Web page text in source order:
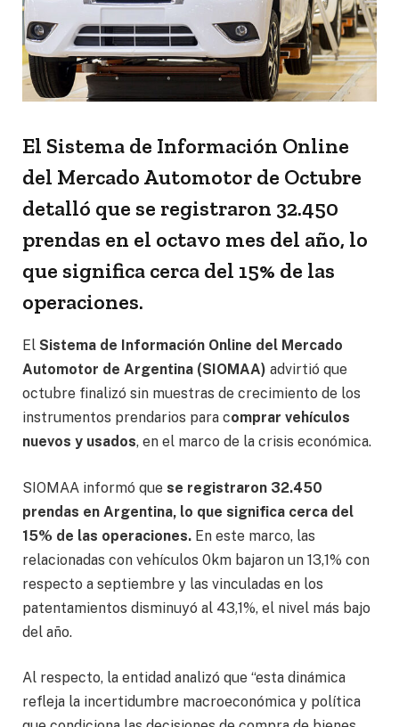
El Sistema de Información Online
del Mercado Automotor de Octubre
detalló que se registraron 32.450
prendas en el octavo mes del año, lo
que significa cerca del 15% de las
operaciones.
El Sistema de Información Online del Mercado
Automotor de Argentina (SIOMAA) advirtió que
octubre finalizó sin muestras de crecimiento de los
instrumentos prendarios para comprar vehículos
nuevos y usados, en el marco de la crisis económica.
SIOMAA informó que se registraron 32.450
prendas en Argentina, lo que significa cerca del
15% de las operaciones. En este marco, las
relacionadas con vehículos 0km bajaron un 13,1% con
respecto a septiembre y las vinculadas en los
patentamientos disminuyó al 43,1%, el nivel más bajo
del año.
Al respecto, la entidad analizó que “esta dinámica
refleja la incertidumbre macroeconómica y política